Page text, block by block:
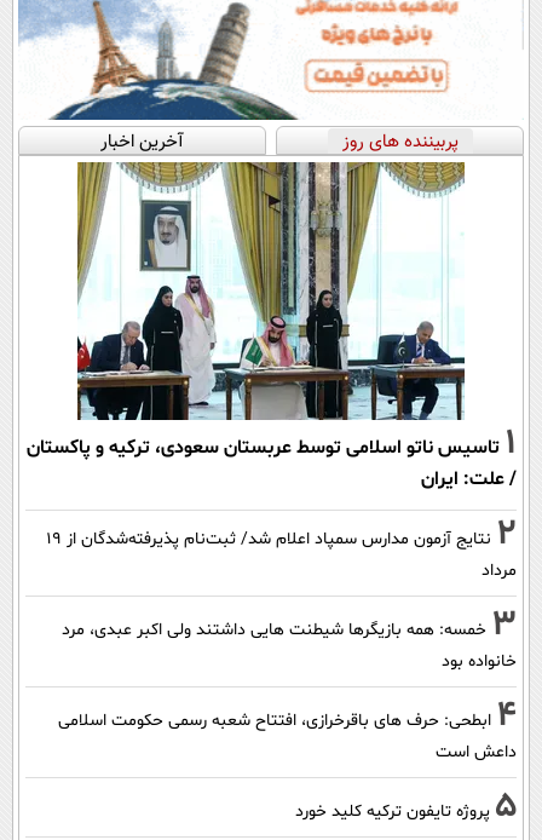
پربیننده های روز آخرین اخبار
1 تاسیس ناتو اسلامی توسط عربستان سعودی، ترکیه و پاکستان
/ علت: ایران
2
نتایج آزمون مدارس سمپاد اعلام شد/ ثبت‌نام پذیرفته‌شدگان از ۱۹
مرداد
3 خمسه: همه بازیگرها شیطنت هایی داشتند ولی اکبر عبدی، مرد
خانواده بود
4 ابطحی: حرف های باقرخرازی، افتتاح شعبه رسمی حکومت اسلامی
داعش است
5 پروژه تایفون ترکیه کلید خورد